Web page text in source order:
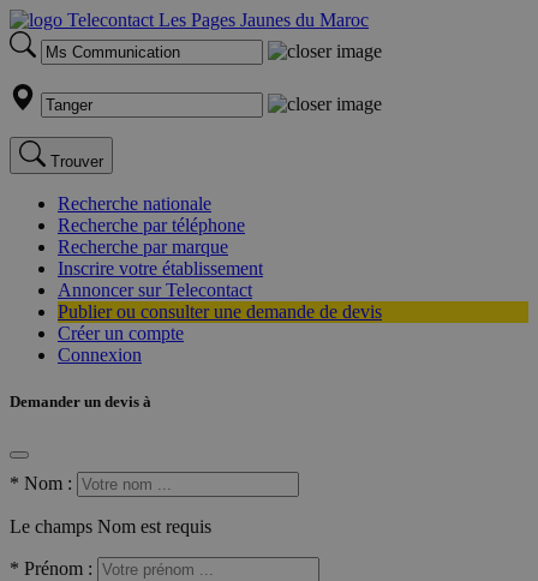
Trouver
Recherche nationale
Recherche par téléphone
Recherche par marque
Inscrire votre établissement
Annoncer sur Telecontact
Publier ou consulter une demande de devis
Créer un compte
Connexion
Demander un devis à
* Nom :
Le champs Nom est requis
* Prénom :